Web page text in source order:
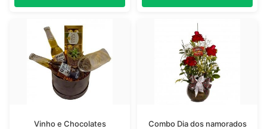
Vinho e Chocolates Combo Dia dos namorados